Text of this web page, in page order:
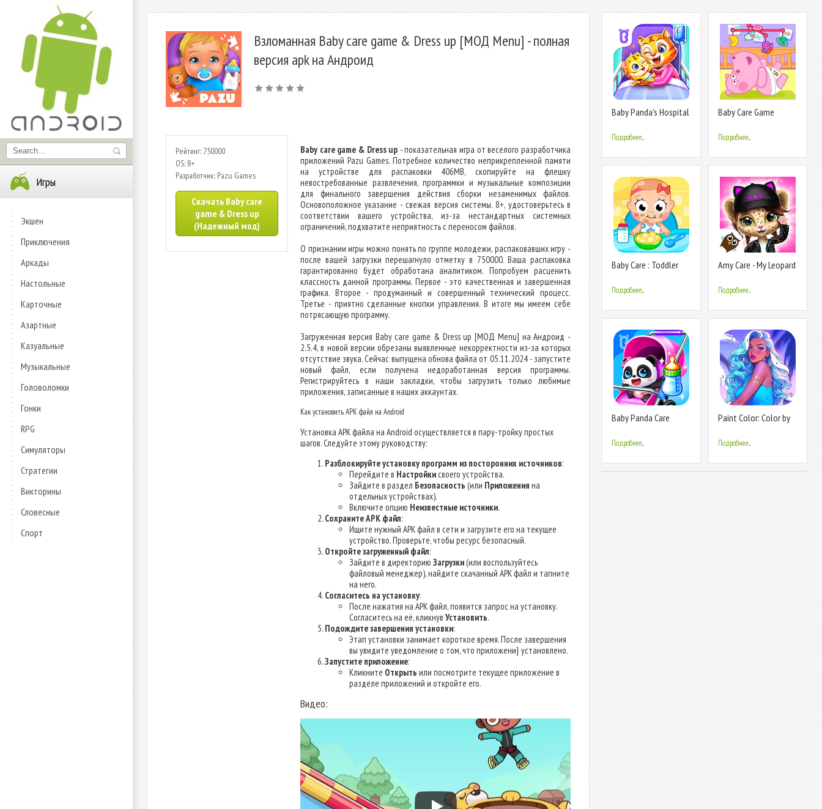
Игры
Экшен
Приключения
Аркады
Настольные
Карточные
Азартные
Казуальные
Музыкальные
Головоломки
Гонки
RPG
Симуляторы
Стратегии
Викторины
Словесные
Спорт
Взломанная Baby care game & Dress up [МОД Menu] - полная
версия apk на Андроид
Рейтинг: 750000
OS: 8+
Разработчик: Pazu Games
Скачать Baby care
game & Dress up
(Надежный мод)
Baby care game & Dress up - показательная игра от веселого разработчика
приложений Pazu Games. Потребное количество неприкрепленной памяти
на устройстве для распаковки 406MB, скопируйте на флешку
невостребованные развлечения, программки и музыкальные композиции
для финального завершения действия сборки незаменимых файлов.
Основоположное указание - свежая версия системы. 8+, удостоверьтесь в
соответствии вашего устройства, из-за нестандартных системных
ограничений, подхватите неприятность с переносом файлов.
О признании игры можно понять по группе молодежи, распаковавших игру -
после вашей загрузки перешагнуло отметку в 750000. Ваша распаковка
гарантированно будет обработана аналитиком. Попробуем расценить
классность данной программы. Первое - это качественная и завершенная
графика. Второе - продуманный и совершенный технический процесс.
Третье - приятно сделанные кнопки управления. В итоге мы имеем себе
потрясающую программу.
Загруженная версия Baby care game & Dress up [МОД Menu] на Андроид -
2.5.4, в новой версии обрезаны выявленные некорректности из-за которых
отсутствие звука. Сейчас выпущена обнова файла от 05.11.2024 - запустите
новый файл, если получена недоработанная версия программы.
Регистрируйтесь в наши закладки, чтобы загрузить только любимые
приложения, записанные в наших аккаунтах.
Как установить APK файл на Android
Установка APK файла на Android осуществляется в пару-тройку простых
шагов. Следуйте этому руководству:
Разблокируйте установку программ из посторонних источников:
Перейдите в Настройкисвоего устройства.
Зайдите в раздел Безопасность (или Приложения на
отдельных устройствах).
Включите опцию Неизвестные источники.
Сохраните APK файл:
Ищите нужный APK файл в сети и загрузите его на текущее
устройство. Проверьте, чтобы ресурс безопасный.
Откройте загруженный файл:
Зайдите в директорию Загрузки(или воспользуйтесь
файловый менеджер), найдите скачанный APK файл и тапните
на него.
Согласитесь на установку:
После нажатия на APK файл, появится запрос на установку.
Согласитесь на её, кликнув Установить.
Подождите завершения установки:
Этап установки занимает короткое время. После завершения
вы увидите уведомление о том, что приложени} установлено.
Запустите приложение:
Кликните Открыть или посмотрите текущее приложение в
разделе приложений и откройте его.
Видео:
Baby Panda's Hospital
Подробнее...
Baby Care Game
Подробнее...
Baby Care : Toddler
Подробнее...
Amy Care - My Leopard
Подробнее...
Baby Panda Care
Подробнее...
Paint Color: Color by
Подробнее...